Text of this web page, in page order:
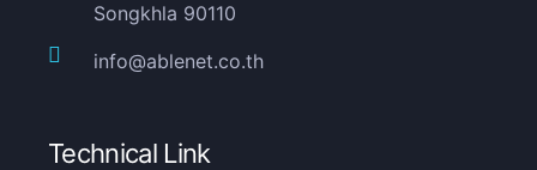
Songkhla 90110
info@ablenet.co.th
Technical Link